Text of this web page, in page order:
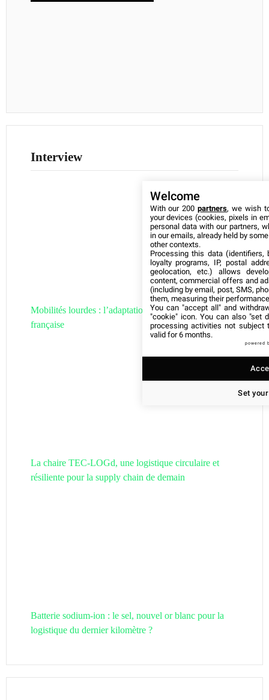
Interview
Mobilités lourdes : l’adaptation de la filière hydrogène
française
La chaire TEC-LOGd, une logistique circulaire et
résiliente pour la supply chain de demain
Batterie sodium-ion : le sel, nouvel or blanc pour la
logistique du dernier kilomètre ?
Welcome
With our 200partners, we wish
your devices (cookies, pixels in
personal data with our partners,
in our emails, already held by
other contexts.
Processing this data (identifiers,
loyalty programs, IP, postal
geolocation, etc.) allows
content, commercial offers and
(including by email, post, SMS,
them, measuring their
You can "accept all" and
"cookie" icon. You can also "set
processing activities not subject
valid for 6 months.
powered
Set